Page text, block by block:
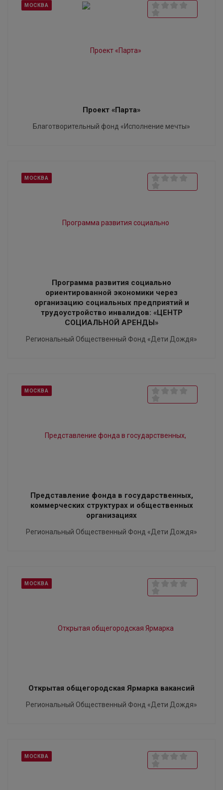
МОСКВА
Проект «Парта»
Благотворительный фонд «Исполнение мечты»
МОСКВА
Программа развития социально
ориентированной экономики через
организацию социальных предприятий и
трудоустройство инвалидов: «ЦЕНТР
СОЦИАЛЬНОЙ АРЕНДЫ»
Региональный Общественный Фонд «Дети Дождя»
МОСКВА
Представление фонда в государственных,
коммерческих структурах и общественных
организациях
Региональный Общественный Фонд «Дети Дождя»
МОСКВА
Открытая общегородская Ярмарка вакансий
Региональный Общественный Фонд «Дети Дождя»
МОСКВА